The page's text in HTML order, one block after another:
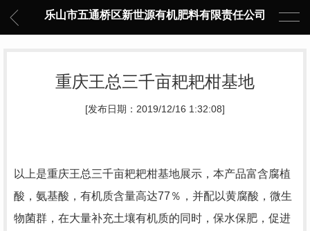
乐山市五通桥区新世源有机肥料有限责任公司
重庆王总三千亩耙耙柑基地
[发布日期：2019/12/16 1:32:08]
以上是重庆王总三千亩耙耙柑基地展示，本产品富含腐植
酸，氨基酸，有机质含量高达77％，并配以黄腐酸，微生
物菌群，在大量补充土壤有机质的同时，保水保肥，促进